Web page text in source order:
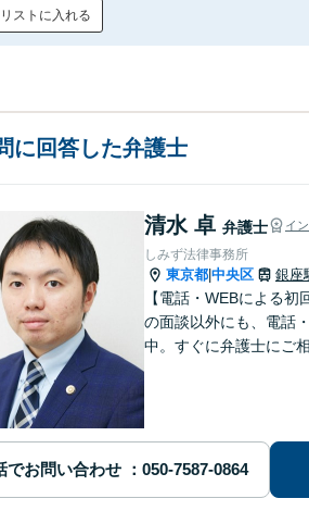
ストに入れる
に回答した弁護士
清水 卓 弁護士 イ
しみず法律事務所
東京都 中央区 銀座
【電話・WEBによる
の面談以外にも、電話
中。すぐに弁護士にご
でお問い合わせ